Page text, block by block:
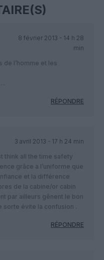
8 février 2013 - 14 h 28
min
l’homme et les
RÉPONDRE
3 avril 2013 - 17 h 24 min
think all the time safety
grâce a l’uniforme que
et la différence
de la cabine/or cabin
par ailleurs gênent le bon
évite la confusion .
RÉPONDRE